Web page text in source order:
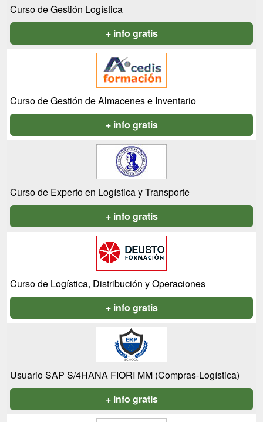
Curso de Gestión Logística
+ info gratis
Curso de Gestión de Almacenes e Inventario
+ info gratis
Curso de Experto en Logística y Transporte
+ info gratis
Curso de Logística, Distribución y Operaciones
+ info gratis
Usuario SAP S/4HANA FIORI MM (Compras-Logística)
+ info gratis